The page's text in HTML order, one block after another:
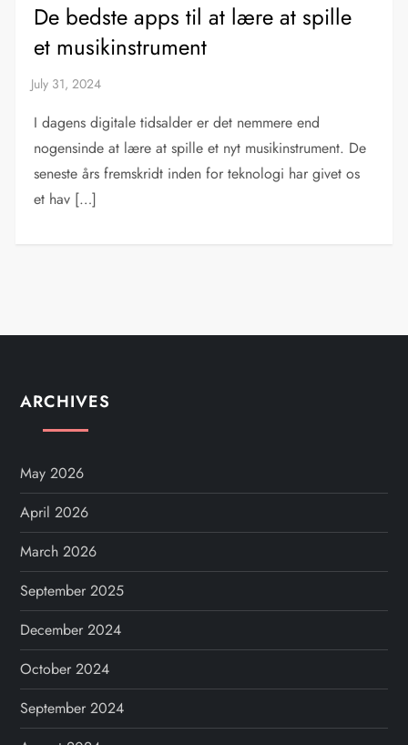
De bedste apps til at lære at spille
et musikinstrument
I dagens digitale tidsalder er det nemmere end
nogensinde at lære at spille et nyt musikinstrument. De
seneste års fremskridt inden for teknologi har givet os
et hav […]
ARCHIVES
May 2026
April 2026
March 2026
September 2025
December 2024
October 2024
September 2024